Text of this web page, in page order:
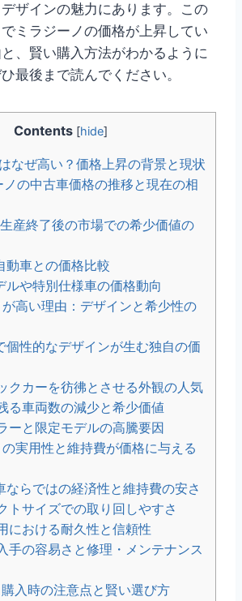
ザインの魅力にあります。この
ミラジーノの価格が上昇してい
、賢い購入方法がわかるように
最後まで読んでください。
Contents [hide]
なぜ高い？価格上昇の背景と現状
ノの中古車価格の推移と現在の相
産終了後の市場での希少価値の
動車との価格比較
ルや特別仕様車の価格動向
高い理由：デザインと希少性の
個性的なデザインが生む独自の価
クカーを彷彿とさせる外観の人気
る車両数の減少と希少価値
ーと限定モデルの高騰要因
実用性と維持費が価格に与える
ならではの経済性と維持費の安さ
トサイズでの取り回しやすさ
における耐久性と信頼性
手の容易さと修理・メンテナンス
入時の注意点と賢い選び方